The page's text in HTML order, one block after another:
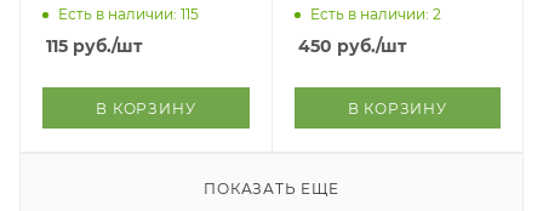
в букете 13 голов, высота
букета 36 см
Есть в наличии: 115
115 руб./шт
В КОРЗИНУ
веток, высота букета 52
Есть в наличии: 2
450 руб./шт
В КОРЗИНУ
ПОКАЗАТЬ ЕЩЕ